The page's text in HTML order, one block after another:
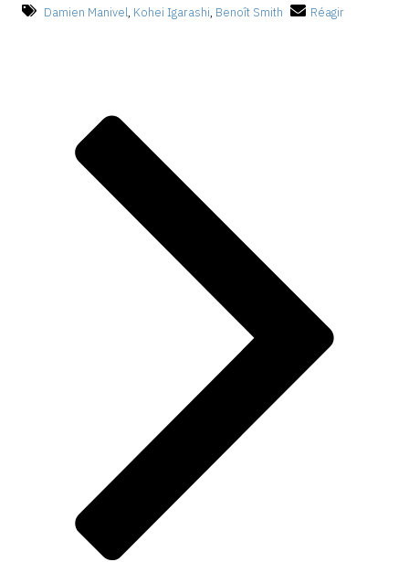
Damien Manivel, Kohei Igarashi, Benoît Smith Réagir